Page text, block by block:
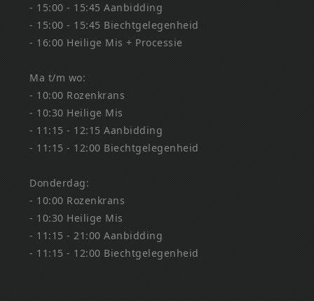
- 15:00 - 15:45 Aanbidding
- 15:00 - 15:45 Biechtgelegenheid
- 16:00 Heilige Mis + Processie
Ma t/m wo:
- 10:00 Rozenkrans
- 10:30 Heilige Mis
- 11:15 - 12:15 Aanbidding
- 11:15 - 12:00 Biechtgelegenheid
Donderdag:
- 10:00 Rozenkrans
- 10:30 Heilige Mis
- 11:15 - 21:00 Aanbidding
- 11:15 - 12:00 Biechtgelegenheid